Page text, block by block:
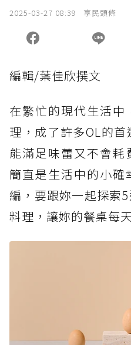
2025-03-27 08:39 享民頭條
編輯/葉佳欣撰文
在繁忙的現代生活中
理，成了許多OL的
能滿足味蕾又不會耗
簡直是生活中的小確
編，要跟妳一起探索
料理，讓妳的餐桌每